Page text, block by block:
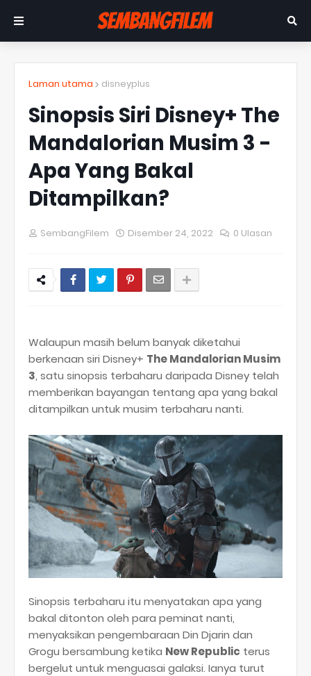
Laman utama disneyplus
Sinopsis Siri Disney+ The
Mandalorian Musim 3 -
Apa Yang Bakal
Ditampilkan?
SembangFilem Disember 24, 2022 0 Ulasan
Walaupun masih belum banyak diketahui
berkenaan siri Disney+ The Mandalorian Musim
3, satu sinopsis terbaharu daripada Disney telah
memberikan bayangan tentang apa yang bakal
ditampilkan untuk musim terbaharu nanti.
Sinopsis terbaharu itu menyatakan apa yang
bakal ditonton oleh para peminat nanti,
menyaksikan pengembaraan Din Djarin dan
Grogu bersambung ketika New Republic terus
bergelut untuk menguasai galaksi. Ianya turut